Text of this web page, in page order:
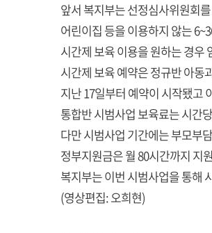
앞서 복지부는 선정심사위원회
어린이집 등을 이용하지 않는
시간제 보육 이용을 원하는 경우
시간제 보육 예약은 정규반 아동
지난 17일부터 예약이 시작됐고
통합반 시범사업 보육료는 시간
다만 시범사업 기간에는 부모부
정부지원금은 월 80시간까지 지
복지부는 이번 시범사업을 통해
(영상편집: 오희현)